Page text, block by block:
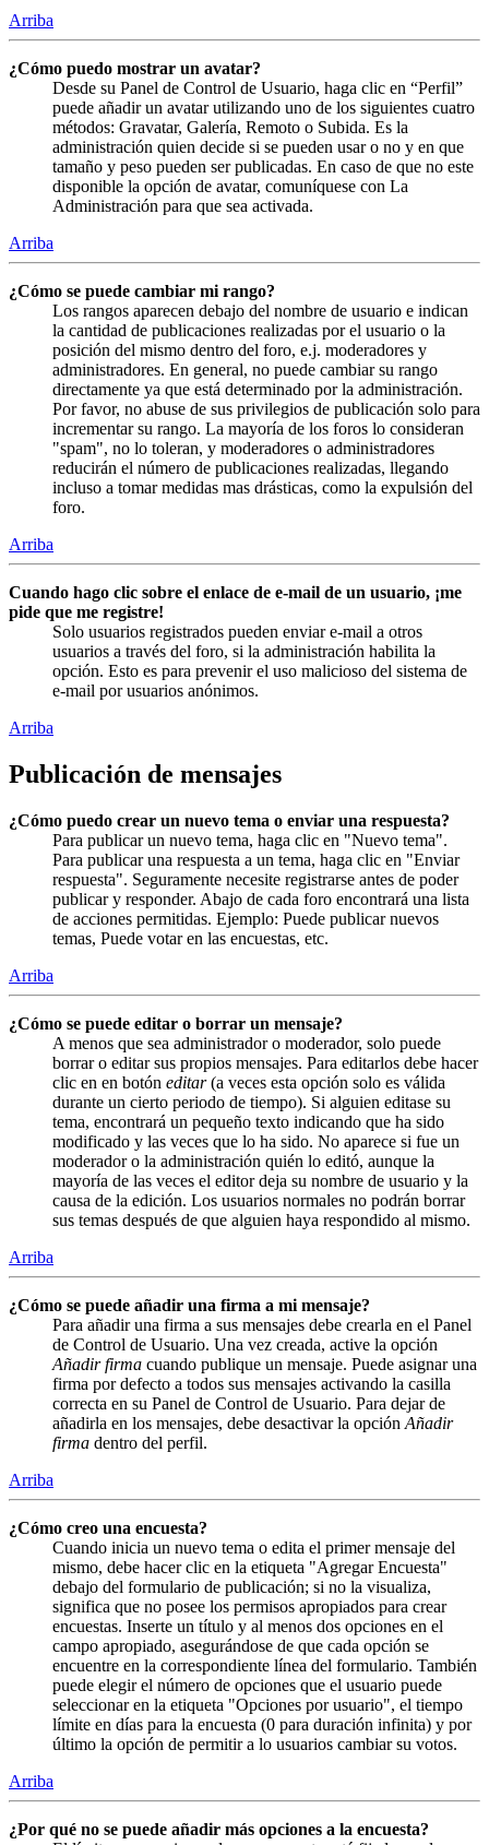
Arriba
¿Cómo puedo mostrar un avatar?
Desde su Panel de Control de Usuario, haga clic en “Perfil”
puede añadir un avatar utilizando uno de los siguientes cuatro
métodos: Gravatar, Galería, Remoto o Subida. Es la
administración quien decide si se pueden usar o no y en que
tamaño y peso pueden ser publicadas. En caso de que no este
disponible la opción de avatar, comuníquese con La
Administración para que sea activada.
Arriba
¿Cómo se puede cambiar mi rango?
Los rangos aparecen debajo del nombre de usuario e indican
la cantidad de publicaciones realizadas por el usuario o la
posición del mismo dentro del foro, e.j. moderadores y
administradores. En general, no puede cambiar su rango
directamente ya que está determinado por la administración.
Por favor, no abuse de sus privilegios de publicación solo para
incrementar su rango. La mayoría de los foros lo consideran
"spam", no lo toleran, y moderadores o administradores
reducirán el número de publicaciones realizadas, llegando
incluso a tomar medidas mas drásticas, como la expulsión del
foro.
Arriba
Cuando hago clic sobre el enlace de e-mail de un usuario, ¡me
pide que me registre!
Solo usuarios registrados pueden enviar e-mail a otros
usuarios a través del foro, si la administración habilita la
opción. Esto es para prevenir el uso malicioso del sistema de
e-mail por usuarios anónimos.
Arriba
Publicación de mensajes
¿Cómo puedo crear un nuevo tema o enviar una respuesta?
Para publicar un nuevo tema, haga clic en "Nuevo tema".
Para publicar una respuesta a un tema, haga clic en "Enviar
respuesta". Seguramente necesite registrarse antes de poder
publicar y responder. Abajo de cada foro encontrará una lista
de acciones permitidas. Ejemplo: Puede publicar nuevos
temas, Puede votar en las encuestas, etc.
Arriba
¿Cómo se puede editar o borrar un mensaje?
A menos que sea administrador o moderador, solo puede
borrar o editar sus propios mensajes. Para editarlos debe hacer
clic en en botón editar(a veces esta opción solo es válida
durante un cierto periodo de tiempo). Si alguien editase su
tema, encontrará un pequeño texto indicando que ha sido
modificado y las veces que lo ha sido. No aparece si fue un
moderador o la administración quién lo editó, aunque la
mayoría de las veces el editor deja su nombre de usuario y la
causa de la edición. Los usuarios normales no podrán borrar
sus temas después de que alguien haya respondido al mismo.
Arriba
¿Cómo se puede añadir una firma a mi mensaje?
Para añadir una firma a sus mensajes debe crearla en el Panel
de Control de Usuario. Una vez creada, active la opción
Añadir firma cuando publique un mensaje. Puede asignar una
firma por defecto a todos sus mensajes activando la casilla
correcta en su Panel de Control de Usuario. Para dejar de
añadirla en los mensajes, debe desactivar la opción Añadir
firma dentro del perfil.
Arriba
¿Cómo creo una encuesta?
Cuando inicia un nuevo tema o edita el primer mensaje del
mismo, debe hacer clic en la etiqueta "Agregar Encuesta"
debajo del formulario de publicación; si no la visualiza,
significa que no posee los permisos apropiados para crear
encuestas. Inserte un título y al menos dos opciones en el
campo apropiado, asegurándose de que cada opción se
encuentre en la correspondiente línea del formulario. También
puede elegir el número de opciones que el usuario puede
seleccionar en la etiqueta "Opciones por usuario", el tiempo
límite en días para la encuesta (0 para duración infinita) y por
último la opción de permitir a lo usuarios cambiar su votos.
Arriba
¿Por qué no se puede añadir más opciones a la encuesta?